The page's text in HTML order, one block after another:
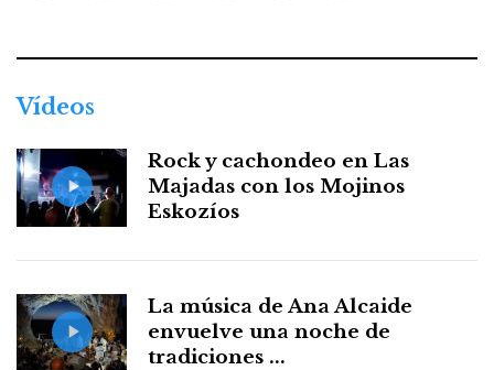
Vídeos
Rock y cachondeo en Las
Majadas con los Mojinos
Eskozíos
La música de Ana Alcaide
envuelve una noche de
tradiciones ...